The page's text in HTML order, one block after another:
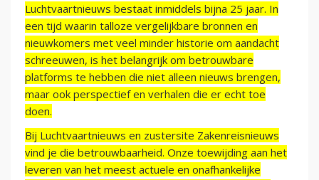
Luchtvaartnieuws bestaat inmiddels bijna 25 jaar. In
een tijd waarin talloze vergelijkbare bronnen en
nieuwkomers met veel minder historie om aandacht
schreeuwen, is het belangrijk om betrouwbare
platforms te hebben die niet alleen nieuws brengen,
maar ook perspectief en verhalen die er echt toe
doen.
Bij Luchtvaartnieuws en zustersite Zakenreisnieuws
vind je die betrouwbaarheid. Onze toewijding aan het
leveren van het meest actuele en onafhankelijke